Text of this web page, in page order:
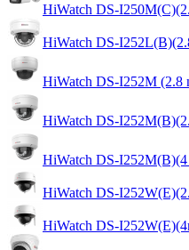
HiWatch DS-
HiWatch DS-
HiWatch DS-I252M (2.8
HiWatch DS-
HiWatch DS-
HiWatch DS-
HiWatch DS-